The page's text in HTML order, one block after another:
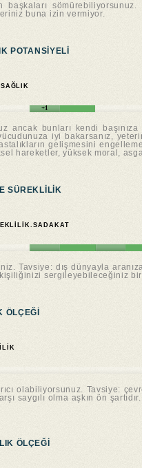
buna izin vermiyor.
POTANSIYELI
+1
bunları kendi
iyi bakarsanız,
gelişmesini
hareketler, yüksek moral,
SÜREKLILIK
Tavsiye: dış dünyayla
kişiliğinizi sergileyebileceğiniz
ÖLÇEĞI
olabiliyorsunuz. Tavsiye:
saygılı olma aşkın ön
ÖLÇEĞI